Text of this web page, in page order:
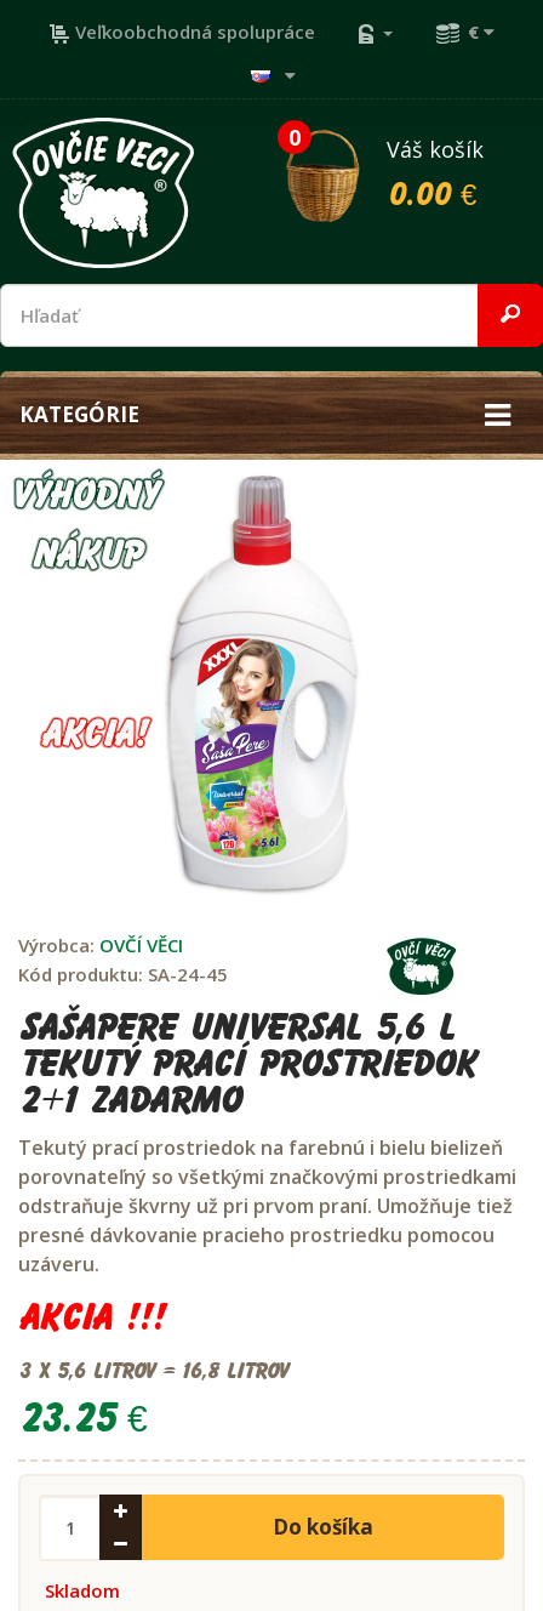
Veľkoobchodná spolupráce €
0
Váš košík
0.00 €
KATEGÓRIE
Výrobca: OVČÍ VĚCI
Kód produktu: SA-24-45
SašaPere UNIVERSAL 5,6 L
tekutý prací prostriedok
2+1 ZADARMO
Tekutý prací prostriedok na farebnú i bielu bielizeň
porovnateľný so všetkými značkovými prostriedkami
odstraňuje škvrny už pri prvom praní. Umožňuje tiež
presné dávkovanie pracieho prostriedku pomocou
uzáveru.
Akcia !!!
3 x 5,6 litrov = 16,8 litrov
23.25 €
Do košíka
Skladom